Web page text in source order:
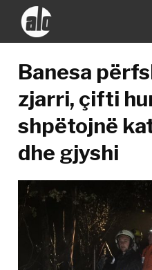
Banesa
zjarri, çifti
shpëtojnë
dhe gjyshi